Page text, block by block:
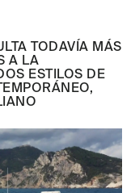
TODAVÍA MÁS
A LA
ESTILOS DE